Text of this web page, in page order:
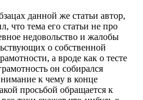
данной же статьи автор,
что тема его статьи не про
недовольство и жалобы
о собственной
а вроде как о тесте
он собирался
к чему в конце
просьбой обращается к